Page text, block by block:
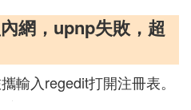
網，upnp失敗，超
輸入regedit打開注冊表。